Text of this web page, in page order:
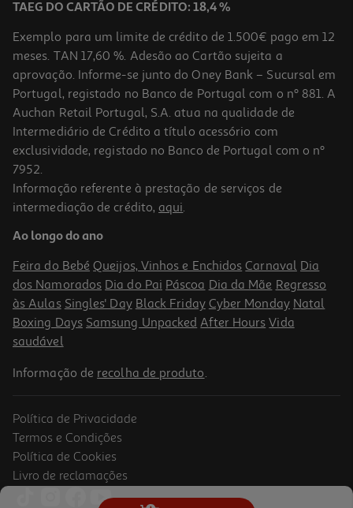
Pensos Pic Aquabloc Estereis 10x8cm
4.39 €/un
4,39 €
Pensos Pic Aquabloc Estereis 10x6cm
TAEG DO CARTÃO DE CRÉDITO: 18,4 %
Exemplo para um limite de crédito de 1.500€ pago em 12
meses. TAN 17,60 %. Adesão ao Cartão sujeita a
aprovação. Informe-se junto do Oney Bank – Sucursal em
Portugal, registado no Banco de Portugal com o nº 881. A
Auchan Retail Portugal, S.A. atua na qualidade de
Intermediário de Crédito a título acessório com
exclusividade, registado no Banco de Portugal com o nº
7952.
Informação referente à prestação de serviços de
intermediação de crédito, aqui.
Ao longo do ano
Feira do Bebé Queijos, Vinhos e Enchidos Carnaval Dia
dos Namorados Dia do Pai Páscoa Dia da Mãe Regresso
às Aulas Singles' Day Black Friday Cyber Monday Natal
Boxing Days Samsung Unpacked After Hours Vida
saudável
Informação de recolha de produto.
Política de Privacidade
Termos e Condições
Política de Cookies
Livro de reclamações